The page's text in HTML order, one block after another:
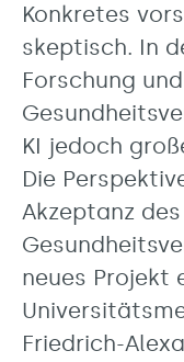
Konkretes
skeptisch. In
Forschung
KI jedoch
Die
Akzeptanz
neues Projekt
Friedrich-